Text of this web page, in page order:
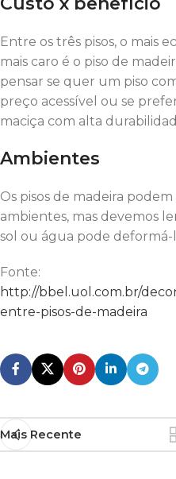
Entre os três pisos, o mais
mais caro é o piso de
pensar se quer um piso
preço acessível ou se
maciça com alta
Ambientes
Os pisos de madeira
ambientes, mas devemos
sol ou água pode deformá-
Fonte:
http://bbel.uol.com.br/
entre-pisos-de-madeira
Mais Recente